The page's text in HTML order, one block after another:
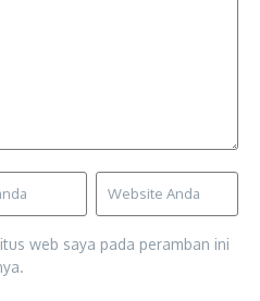
web saya pada peramban ini